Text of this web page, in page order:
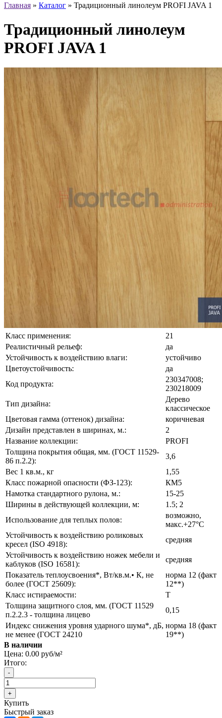
Главная » Каталог » Традиционный линолеум PROFI JAVA 1
Традиционный линолеум
PROFI JAVA 1
Класс применения:
21
Реалистичный рельеф:
да
Устойчивость к воздействию влаги:
устойчиво
Цветоустойчивость:
да
Код продукта:
230347008;
230218009
Тип дизайна:
Дерево
классическое
Цветовая гамма (оттенок) дизайна:
коричневая
Дизайн представлен в ширинах, м.:
2
Название коллекции:
PROFI
Толщина покрытия общая, мм. (ГОСТ 11529-
86 п.2.2):
3,6
Вес 1 кв.м., кг
1,55
Класс пожарной опасности (ФЗ-123):
КМ5
Намотка стандартного рулона, м.:
15-25
Ширины в действующей коллекции, м:
1.5; 2
Использование для теплых полов:
возможно,
макс.+27°С
Устойчивость к воздействию роликовых
кресел (ISO 4918):
средняя
Устойчивость к воздействию ножек мебели и
каблуков (ISO 16581):
средняя
Показатель теплоусвоения*, Вт/кв.м.• К, не
более (ГОСТ 25609):
норма 12 (факт
12**)
Класс истираемости:
Т
Толщина защитного слоя, мм. (ГОСТ 11529
п.2.2.3 - толщина лицево
0,15
Индекс снижения уровня ударного шума*, дБ,
не менее (ГОСТ 24210
норма 18 (факт
19**)
В наличии
Цена: 0.00 руб/м²
Итого:
Купить
Быстрый заказ